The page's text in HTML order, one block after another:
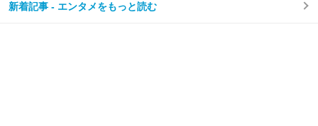
新着記事 - エンタメをもっと読む